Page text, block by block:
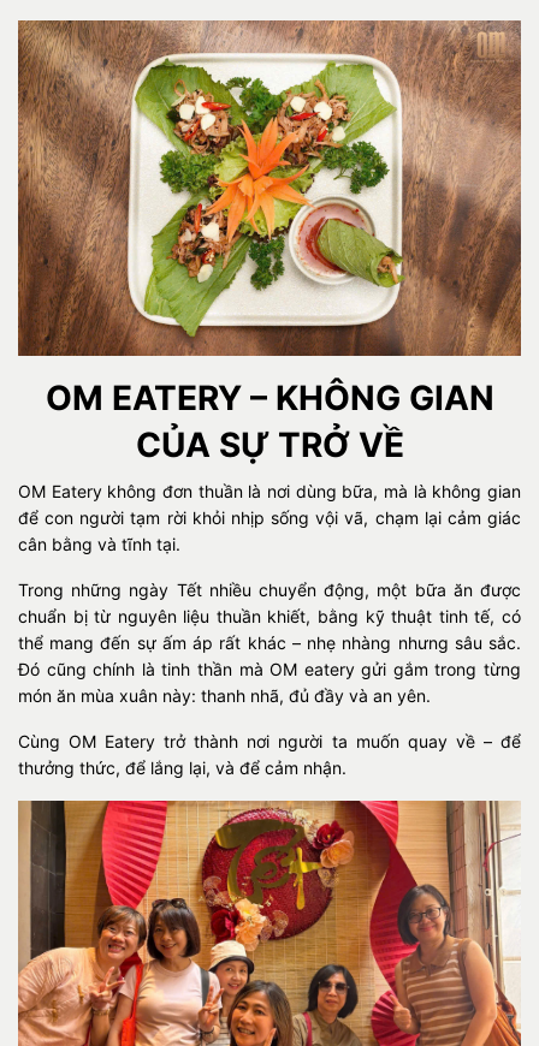
OM EATERY – KHÔNG GIAN
CỦA SỰ TRỞ VỀ
OM Eatery không đơn thuần là nơi dùng bữa, mà là không gian
để con người tạm rời khỏi nhịp sống vội vã, chạm lại cảm giác
cân bằng và tĩnh tại.
Trong những ngày Tết nhiều chuyển động, một bữa ăn được
chuẩn bị từ nguyên liệu thuần khiết, bằng kỹ thuật tinh tế, có
thể mang đến sự ấm áp rất khác – nhẹ nhàng nhưng sâu sắc.
Đó cũng chính là tinh thần mà OM eatery gửi gắm trong từng
món ăn mùa xuân này: thanh nhã, đủ đầy và an yên.
Cùng OM Eatery trở thành nơi người ta muốn quay về – để
thưởng thức, để lắng lại, và để cảm nhận.